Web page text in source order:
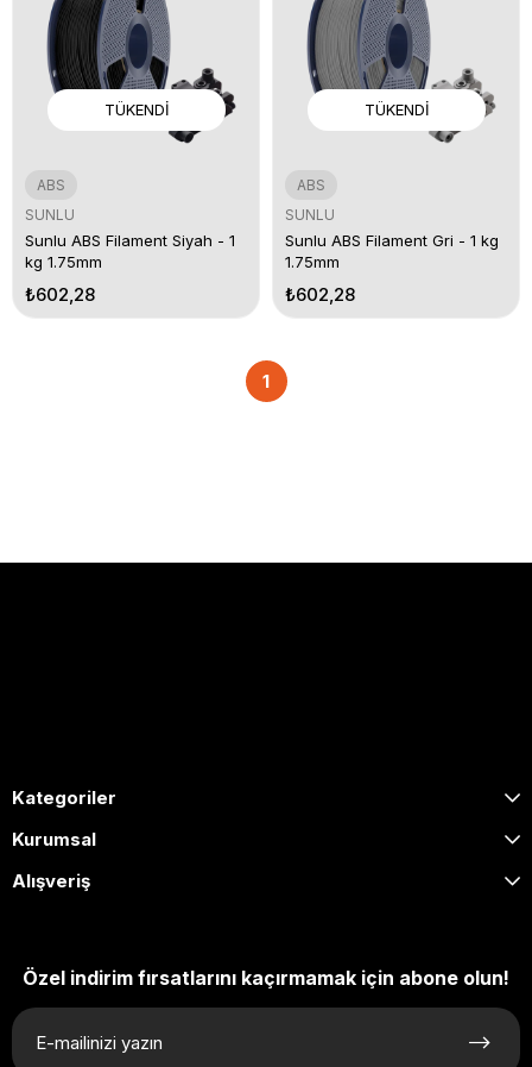
TÜKENDI
ABS
SUNLU
Sunlu ABS Filament Siyah - 1
kg 1.75mm
₺602,28
TÜKENDI
ABS
SUNLU
Sunlu ABS Filament Gri - 1 kg
1.75mm
₺602,28
1
Kategoriler
Kurumsal
Alışveriş
Özel indirim fırsatlarını kaçırmamak için abone olun!